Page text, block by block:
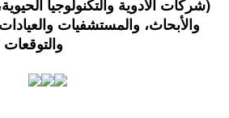
(شركات الأدوية والتكنولوجيا
والأبحاث، والمستشفيات
والتوقعات